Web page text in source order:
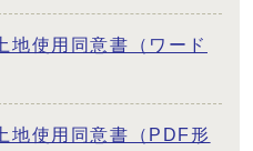
地使用同意書（ワード
地使用同意書（PDF形